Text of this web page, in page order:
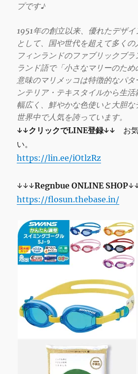
プです♪
1951年の創立以来、優れたデザ
として、国や世代を超えて多く
フィンランドのファブリックブ
ランド語で「小さなマリーのため
意味のマリメッコは特徴的なパ
ンテリア・テキスタイルから生活
幅広く、鮮やかな色使いと大胆
世界中で人気を誇っています。
↓↓クリックでLINE登録↓↓ お
い。
https://lin.ee/iOtlzRz
↓↓↓RegnbueONLINE SHOP
https://flosun.thebase.in/